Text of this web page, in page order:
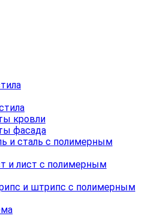
кровли
фасада
и сталь с полимерным
и лист с полимерным
и штрипс с полимерным